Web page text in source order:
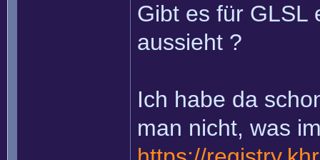
Gibt es für GLSL
aussieht ?
Ich habe da
man nicht, was